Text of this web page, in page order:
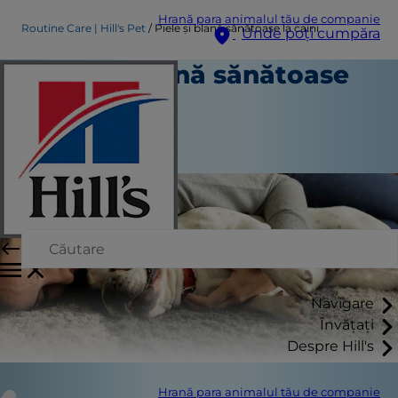
Hrană para animalul tău de companie
Unde poți cumpăra
Navigare
Învățați
Despre Hill's
Hrană para animalul tău de companie
Routine Care | Hill's Pet Piele și blană sănătoase la caini
Piele și blană sănătoase
la caini
Îngrijire de rutină
Staff Author